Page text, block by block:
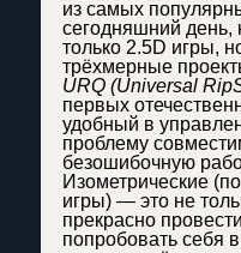
из самых
сегодняшний день,
только 2.5D игры,
трёхмерные
URQ (Universal
первых
удобный в
проблему
безошибочную
Изометрические
игры) — это не
прекрасно
попробовать себя